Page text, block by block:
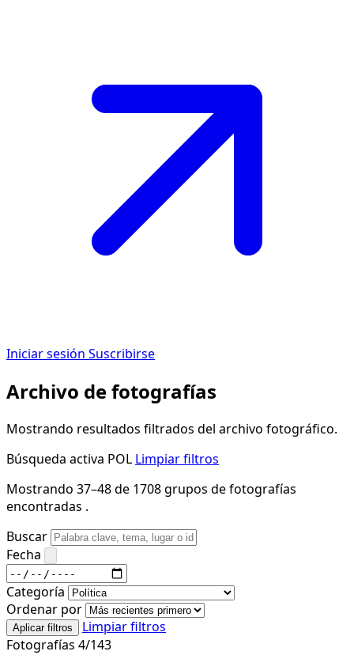
Iniciar sesión Suscribirse
Archivo de fotografías
Mostrando resultados filtrados del archivo fotográfico.
Búsqueda activa POL Limpiar filtros
Mostrando 37–48 de 1708 grupos de fotografías
encontradas .
Buscar
Fecha
Categoría
Ordenar por
Aplicar filtros
Limpiar filtros
Fotografías 4/143